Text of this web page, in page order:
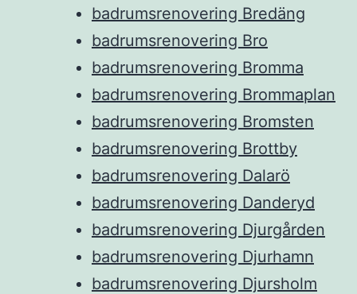
badrumsrenovering Bredäng
badrumsrenovering Bro
badrumsrenovering Bromma
badrumsrenovering Brommaplan
badrumsrenovering Bromsten
badrumsrenovering Brottby
badrumsrenovering Dalarö
badrumsrenovering Danderyd
badrumsrenovering Djurgården
badrumsrenovering Djurhamn
badrumsrenovering Djursholm